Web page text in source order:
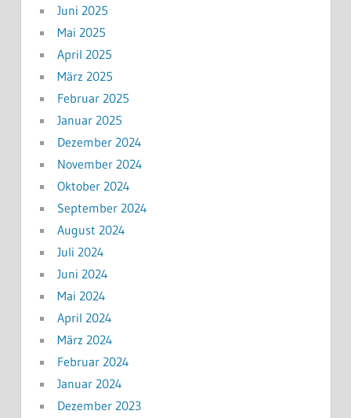
Juni 2025
Mai 2025
April 2025
März 2025
Februar 2025
Januar 2025
Dezember 2024
November 2024
Oktober 2024
September 2024
August 2024
Juli 2024
Juni 2024
Mai 2024
April 2024
März 2024
Februar 2024
Januar 2024
Dezember 2023